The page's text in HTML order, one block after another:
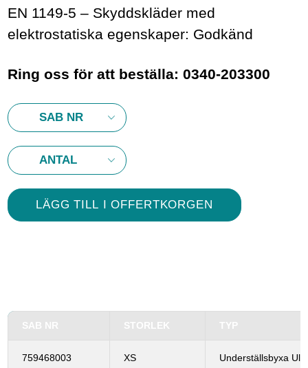
EN 1149-5 – Skyddskläder med
elektrostatiska egenskaper: Godkänd
Ring oss för att beställa: 0340-203300
SAB NR STORLEK TYP
759468003 XS Underställsbyxa Ull